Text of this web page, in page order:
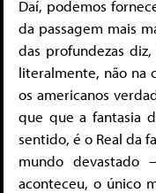
Daí, podemos
da passagem mais
das profundezas diz,
literalmente, não na
os americanos
que que a fantasia
sentido, é o Real da
mundo devastado
aconteceu, o único